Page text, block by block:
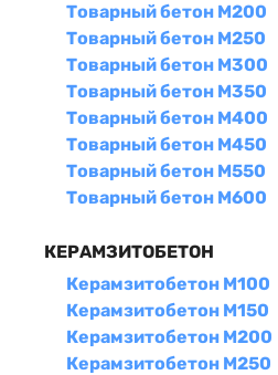
Товарный бетон М200
Товарный бетон М250
Товарный бетон М300
Товарный бетон М350
Товарный бетон М400
Товарный бетон М450
Товарный бетон М550
Товарный бетон М600
КЕРАМЗИТОБЕТОН
Керамзитобетон М100
Керамзитобетон М150
Керамзитобетон М200
Керамзитобетон М250